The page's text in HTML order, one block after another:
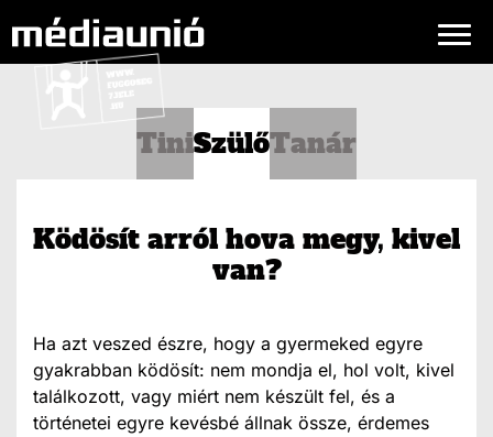
TiniSzülőTanár
Ködösít arról hova megy, kivel
van?
Ha azt veszed észre, hogy a gyermeked egyre
gyakrabban ködösít: nem mondja el, hol volt, kivel
találkozott, vagy miért nem készült fel, és a
történetei egyre kevésbé állnak össze, érdemes